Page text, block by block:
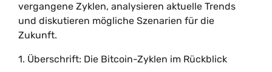
vergangene Zyklen, analysieren aktuelle Trends
und diskutieren mögliche Szenarien für die
Zukunft.
1. Überschrift: Die Bitcoin-Zyklen im Rückblick